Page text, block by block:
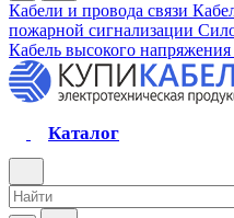
Кабели и провода связи
пожарной сигнализации
Кабель высокого напряжения
Каталог